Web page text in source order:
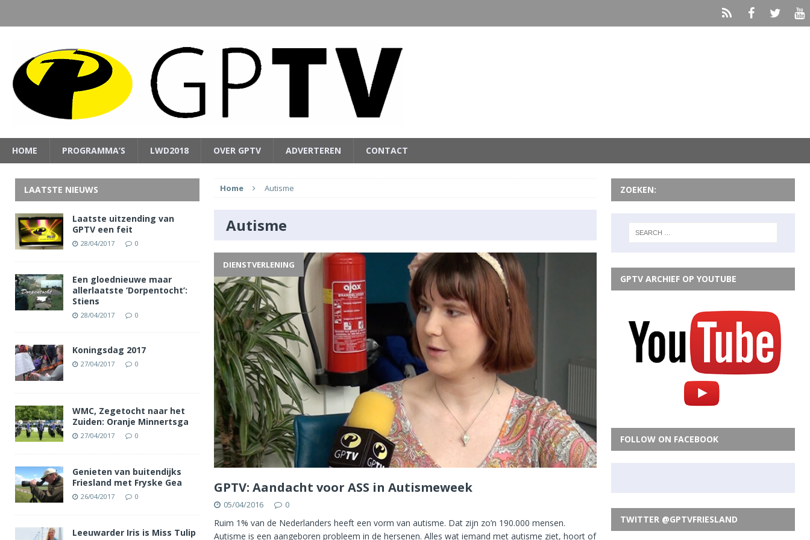
HOME PROGRAMMA’S LWD2018 OVER GPTV ADVERTEREN CONTACT
Home Autisme
Autisme
DIENSTVERLENING
GPTV: Aandacht voor ASS in Autismeweek
05/04/2016 0
Ruim 1% van de Nederlanders heeft een vorm van autisme. Dat zijn zo’n 190.000 mensen.
Autisme is een aangeboren probleem in de hersenen. Alles wat iemand met autisme ziet, hoort of
LAATSTE NIEUWS
Laatste uitzending van
GPTV een feit
28/04/2017 0
Een gloednieuwe maar
allerlaatste ‘Dorpentocht’:
Stiens
28/04/2017 0
Koningsdag 2017
27/04/2017 0
WMC, Zegetocht naar het
Zuiden: Oranje Minnertsga
27/04/2017 0
Genieten van buitendijks
Friesland met Fryske Gea
26/04/2017 0
Leeuwarder Iris is Miss Tulip
ZOEKEN:
GPTV ARCHIEF OP YOUTUBE
FOLLOW ON FACEBOOK
TWITTER @GPTVFRIESLAND